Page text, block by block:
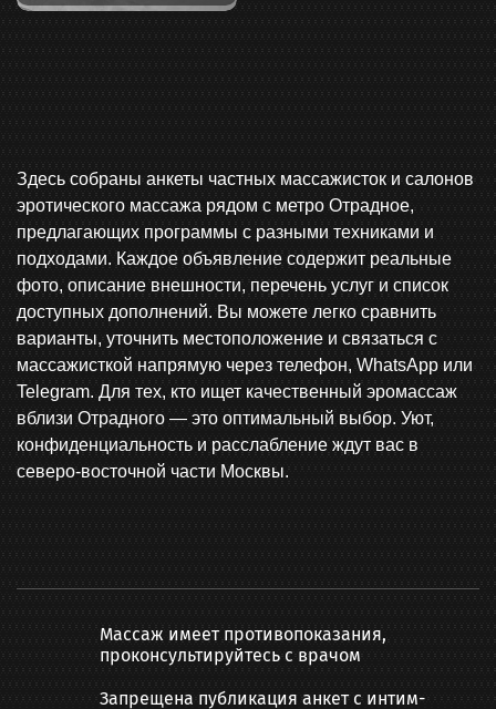
Здесь собраны анкеты частных массажисток и салонов
эротического массажа рядом с метро Отрадное,
предлагающих программы с разными техниками и
подходами. Каждое объявление содержит реальные
фото, описание внешности, перечень услуг и список
доступных дополнений. Вы можете легко сравнить
варианты, уточнить местоположение и связаться с
массажисткой напрямую через телефон, WhatsApp или
Telegram. Для тех, кто ищет качественный эромассаж
вблизи Отрадного — это оптимальный выбор. Уют,
конфиденциальность и расслабление ждут вас в
северо-восточной части Москвы.
Массаж имеет противопоказания,
проконсультируйтесь с врачом
Запрещена публикация анкет с интим-